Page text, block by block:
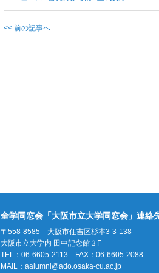
<< 前の記事へ
全学同窓会「大阪市立大学同窓会」連絡
〒558-8585 大阪市住吉区杉本3-3-138
大阪市立大学内 田中記念館３F
TEL：06-6605-2113 FAX：06-6605-2088
MAIL： aalumni@ado.osaka-cu.ac.jp